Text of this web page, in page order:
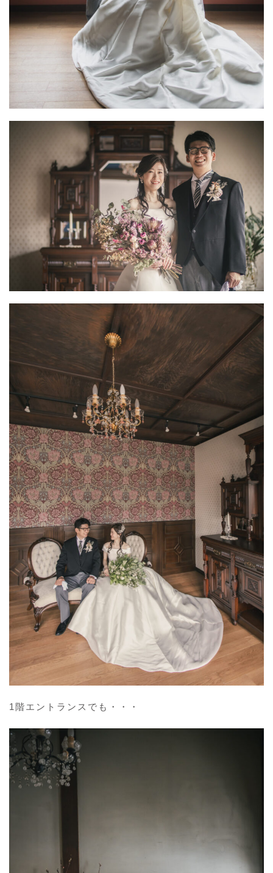
1階エントランスでも・・・